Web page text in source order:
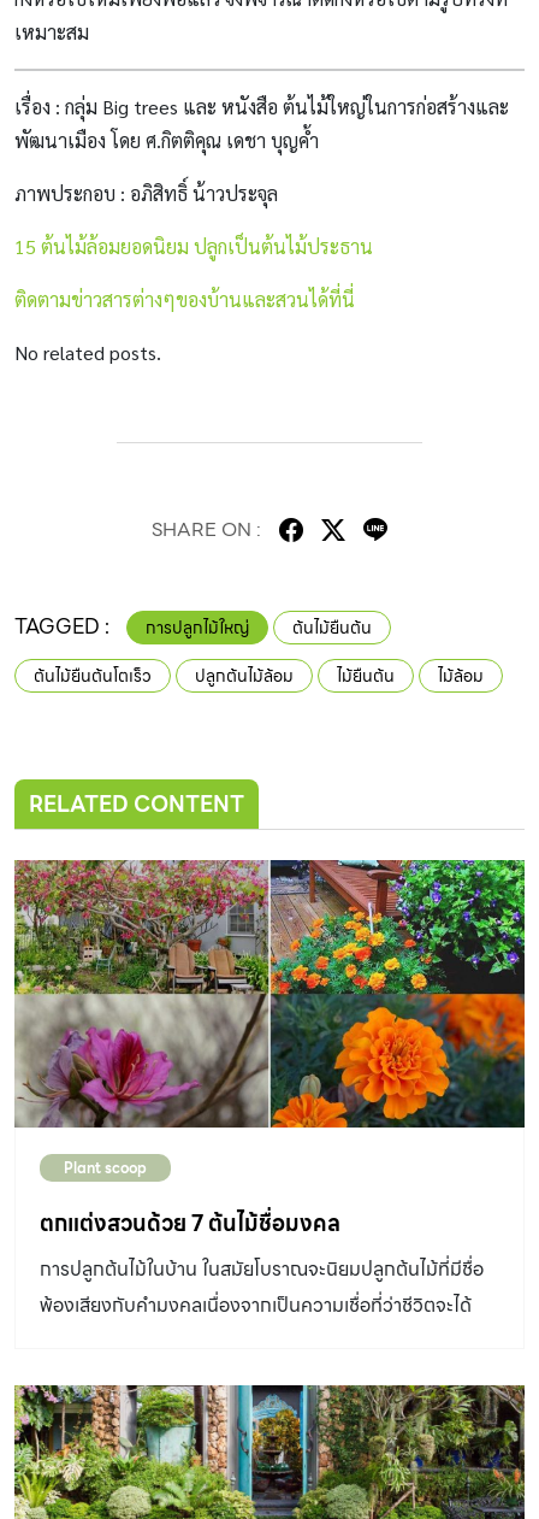
เหมาะสม
เรื่อง : กลุ่ม Big trees และ หนังสือ ต้นไม้ใหญ่ในการก่อสร้างและ
พัฒนาเมือง โดย ศ.กิตติคุณ เดชา บุญค้ำ
ภาพประกอบ : อภิสิทธิ์ น้าวประจุล
15 ต้นไม้ล้อมยอดนิยม ปลูกเป็นต้นไม้ประธาน
ติดตามข่าวสารต่างๆของบ้านและสวนได้ที่นี่
No related posts.
SHARE ON :
TAGGED : การปลูกไม้ใหญ่
ต้นไม้ยืนต้น
ต้นไม้ยืนต้นโตเร็ว
ปลูกต้นไม้ล้อม ไม้ยืนต้น ไม้ล้อม
RELATED CONTENT
Plant scoop
ตกแต่งสวนด้วย 7 ต้นไม้ชื่อมงคล
การปลูกต้นไม้ในบ้าน ในสมัยโบราณจะนิยมปลูกต้นไม้ที่มีชื่อ
พ้องเสียงกับคำมงคลเนื่องจากเป็นความเชื่อที่ว่าชีวิตจะได้